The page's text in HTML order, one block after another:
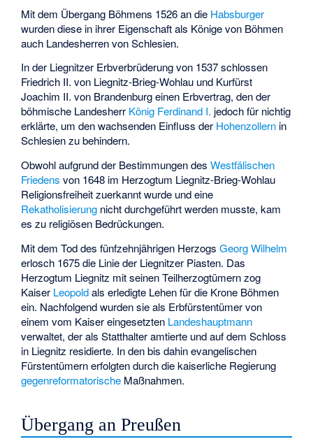
Mit dem Übergang Böhmens 1526 an die Habsburger
wurden diese in ihrer Eigenschaft als Könige von Böhmen
auch Landesherren von Schlesien.
In der Liegnitzer Erbverbrüderung von 1537 schlossen
Friedrich II. von Liegnitz-Brieg-Wohlau und Kurfürst
Joachim II. von Brandenburgeinen Erbvertrag, den der
böhmische Landesherr König Ferdinand I. jedoch für nichtig
erklärte, um den wachsenden Einfluss der Hohenzollern in
Schlesien zu behindern.
Obwohl aufgrund der Bestimmungen desWestfälischen
Friedens von 1648 im Herzogtum Liegnitz-Brieg-Wohlau
Religionsfreiheit zuerkannt wurde und eine
Rekatholisierung nicht durchgeführt werden musste, kam
es zu religiösen Bedrückungen.
Mit dem Tod des fünfzehnjährigen HerzogsGeorg Wilhelm
erlosch 1675 die Linie der Liegnitzer Piasten. Das
Herzogtum Liegnitz mit seinen Teilherzogtümern zog
Kaiser Leopoldals erledigte Lehen für die Krone Böhmen
ein. Nachfolgend wurden sie als Erbfürstentümer von
einem vom Kaiser eingesetzten Landeshauptmann
verwaltet, der als Statthalter amtierte und auf dem Schloss
in Liegnitz residierte. In den bis dahin evangelischen
Fürstentümern erfolgten durch die kaiserliche Regierung
gegenreformatorische Maßnahmen.
Übergang an Preußen